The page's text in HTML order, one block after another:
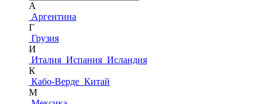
А
Аргентина
Г
Грузия
И
Италия Испания Исландия
К
Кабо-Верде Китай
М